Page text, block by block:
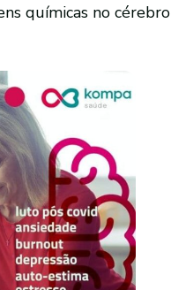
químicas no cérebro